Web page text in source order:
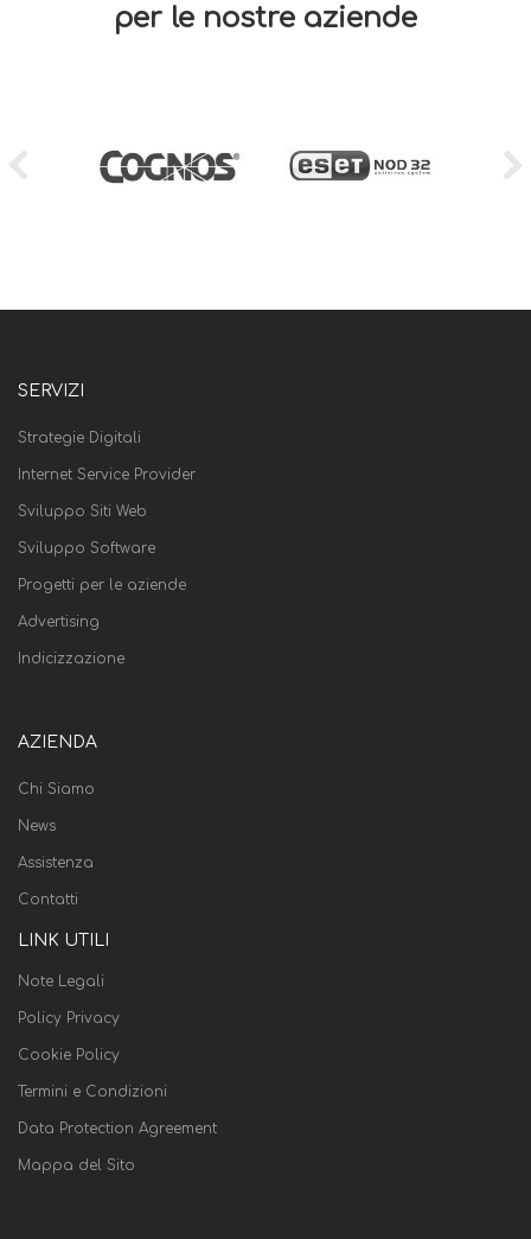
per le nostre aziende
SERVIZI
Strategie Digitali
Internet Service Provider
Sviluppo Siti Web
Sviluppo Software
Progetti per le aziende
Advertising
Indicizzazione
AZIENDA
Chi Siamo
News
Assistenza
Contatti
LINK UTILI
Note Legali
Policy Privacy
Cookie Policy
Termini e Condizioni
Data Protection Agreement
Mappa del Sito